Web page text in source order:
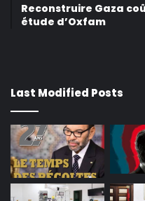
Reconstruire Gaza
étude d’Oxfam
Last Modified Posts